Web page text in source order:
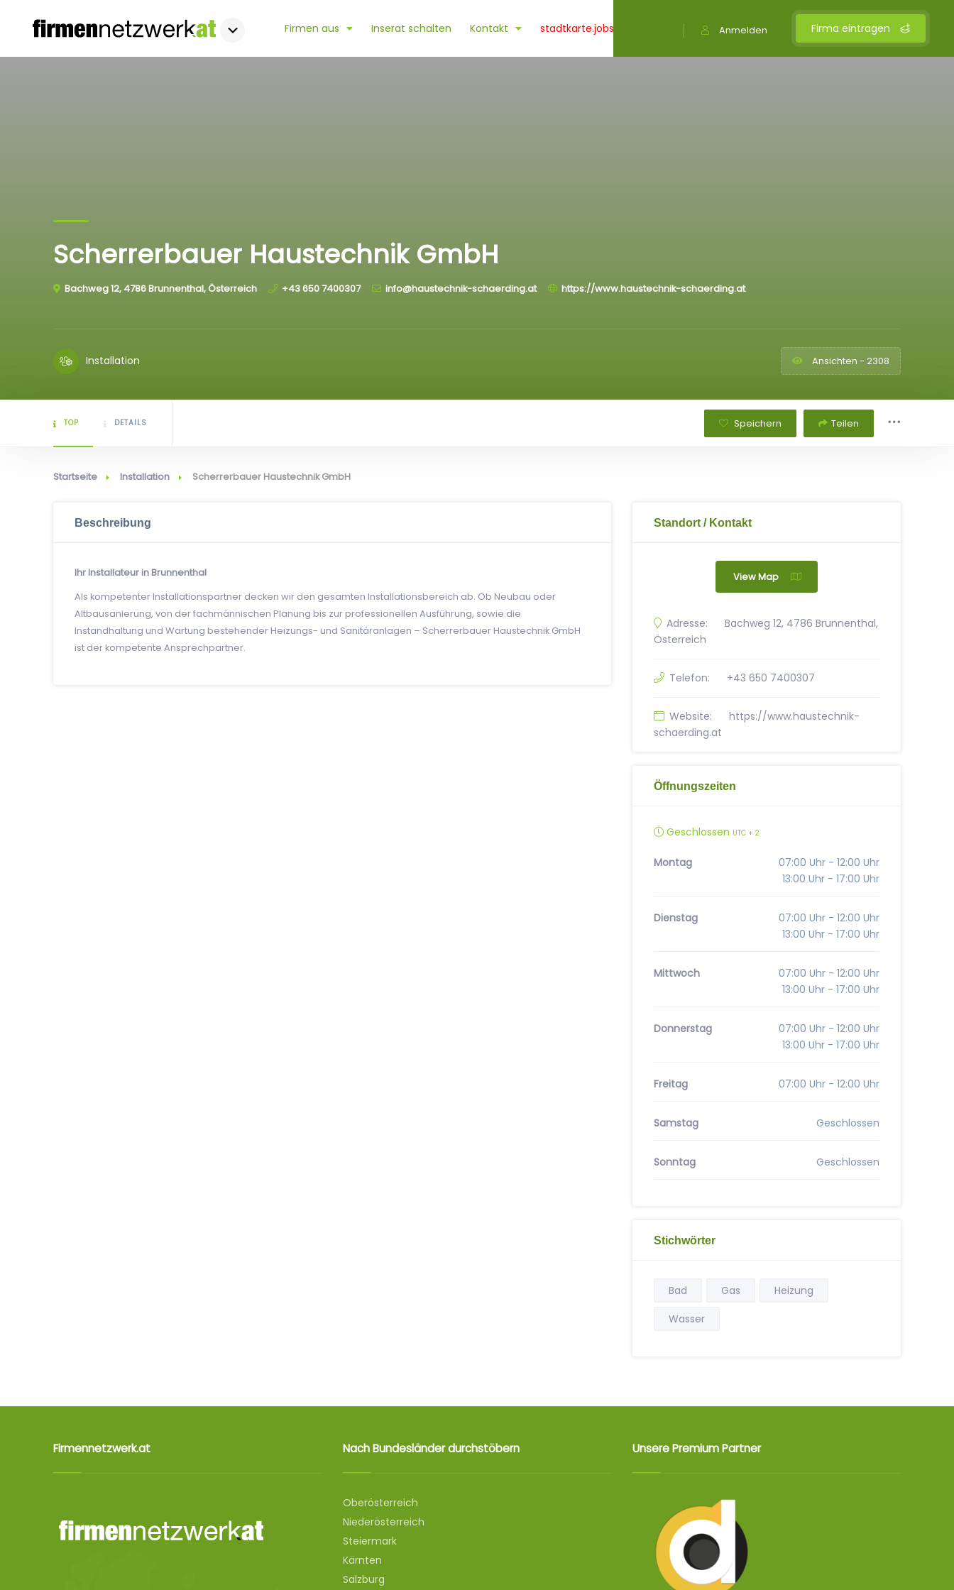
Firma eintragen
Anmelden
Firmen aus Inserat schalten Kontakt stadtkarte.jobs
Scherrerbauer Haustechnik GmbH
Bachweg 12, 4786 Brunnenthal, Österreich +43 650 7400307 info@haustechnik-schaerding.at https://www.haustechnik-schaerding.at
Installation Ansichten - 2308
TOP DETAILS Speichern Teilen
Startseite Installation Scherrerbauer Haustechnik GmbH
Beschreibung
Ihr Installateur in Brunnenthal
Als kompetenter Installationspartner decken wir den gesamten Installationsbereich ab. Ob Neubau oder
Altbausanierung, von der fachmännischen Planung bis zur professionellen Ausführung, sowie die
Instandhaltung und Wartung bestehender Heizungs- und Sanitäranlagen – Scherrerbauer Haustechnik GmbH
ist der kompetente Ansprechpartner.
Standort / Kontakt
View Map
Adresse:
Bachweg 12, 4786 Brunnenthal,
Österreich
Telefon: +43 650 7400307
Website:
https://www.haustechnik-
schaerding.at
Öffnungszeiten
Geschlossen UTC + 2
Montag
07:00 Uhr - 12:00 Uhr
13:00 Uhr - 17:00 Uhr
Dienstag
07:00 Uhr - 12:00 Uhr
13:00 Uhr - 17:00 Uhr
Mittwoch
07:00 Uhr - 12:00 Uhr
13:00 Uhr - 17:00 Uhr
Donnerstag
07:00 Uhr - 12:00 Uhr
13:00 Uhr - 17:00 Uhr
Freitag 07:00 Uhr - 12:00 Uhr
Samstag Geschlossen
Sonntag Geschlossen
Stichwörter
Bad Gas
Heizung
Wasser
Firmennetzwerk.at Nach Bundesländer durchstöbern
Oberösterreich
Niederösterreich
Steiermark
Kärnten
Salzburg
Unsere Premium Partner